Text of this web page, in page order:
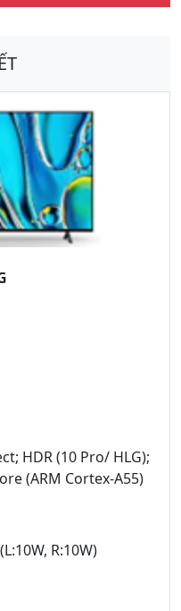
HDR (10 Pro/ HLG);
(ARM Cortex-A55)
R:10W)